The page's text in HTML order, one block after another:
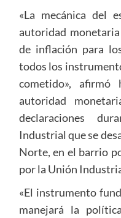
«La mecánica del
autoridad
de inflación para
todos los
cometido»,
autoridad
declaraciones
Industrial que se
Norte, en el barrio
por la Unión
«El instrumento
manejará la